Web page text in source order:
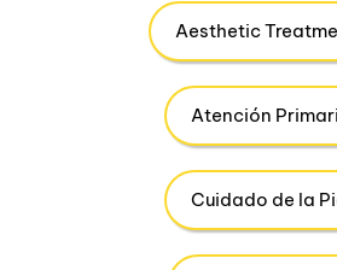
Aesthetic
Atención
Cuidado de la